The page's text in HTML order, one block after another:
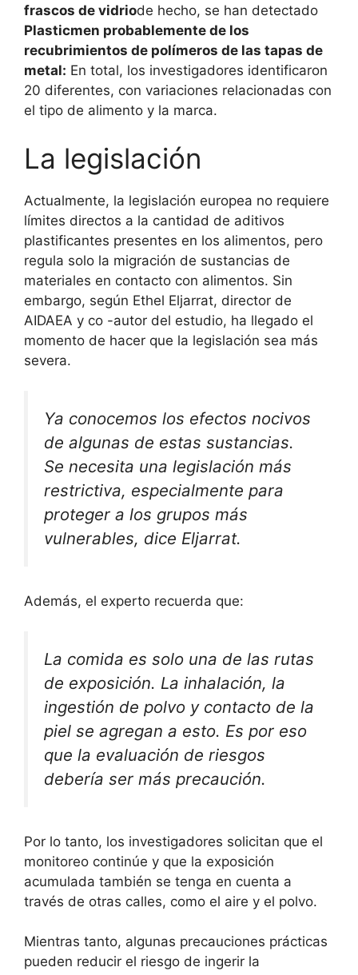
frascos de vidriode hecho, se han detectado
Plasticmen probablemente de los
recubrimientos de polímeros de las tapas de
metal: En total, los investigadores identificaron
20 diferentes, con variaciones relacionadas con
el tipo de alimento y la marca.
La legislación
Actualmente, la legislación europea no requiere
límites directos a la cantidad de aditivos
plastificantes presentes en los alimentos, pero
regula solo la migración de sustancias de
materiales en contacto con alimentos. Sin
embargo, según Ethel Eljarrat, director de
AIDAEA y co -autor del estudio, ha llegado el
momento de hacer que la legislación sea más
severa.
Ya conocemos los efectos nocivos
de algunas de estas sustancias.
Se necesita una legislación más
restrictiva, especialmente para
proteger a los grupos más
vulnerables, dice Eljarrat.
Además, el experto recuerda que:
La comida es solo una de las rutas
de exposición. La inhalación, la
ingestión de polvo y contacto de la
piel se agregan a esto. Es por eso
que la evaluación de riesgos
debería ser más precaución.
Por lo tanto, los investigadores solicitan que el
monitoreo continúe y que la exposición
acumulada también se tenga en cuenta a
través de otras calles, como el aire y el polvo.
Mientras tanto, algunas precauciones prácticas
pueden reducir el riesgo de ingerir la